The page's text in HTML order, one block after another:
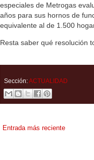
especiales de Metrogas
años para sus hornos de
equivalente al de 1.500
Resta saber qué resolución
Sección:ACTUALIDAD
Entrada más reciente